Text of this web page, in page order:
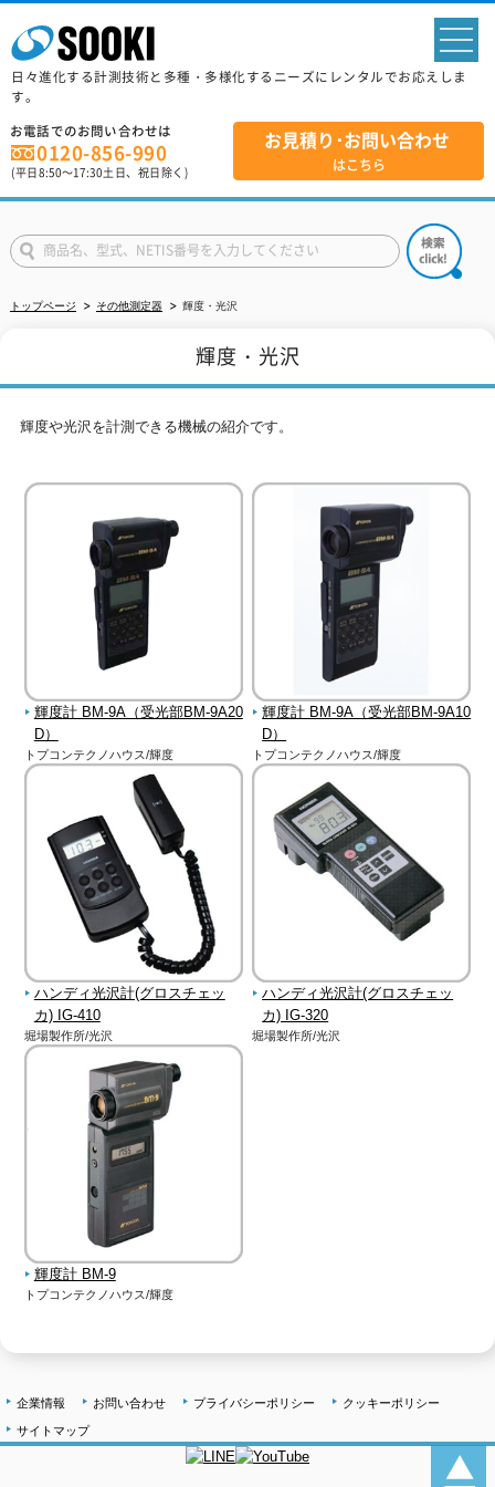
日々進化する計測技術と多種・多様化するニーズにレンタルでお応えしま
す。
お電話でのお問い合わせは
0120-856-990
(平日8:50～17:30土日、祝日除く)
お見積り･お問い合わせ
はこちら
トップページ その他測定器 輝度・光沢
輝度・光沢
輝度や光沢を計測できる機械の紹介です。
輝度計 BM-9A（受光部BM-9A20
D）
トプコンテクノハウス/輝度
輝度計 BM-9A（受光部BM-9A10
D）
トプコンテクノハウス/輝度
ハンディ光沢計(グロスチェッ
カ) IG-410
堀場製作所/光沢
ハンディ光沢計(グロスチェッ
カ) IG-320
堀場製作所/光沢
輝度計 BM-9
トプコンテクノハウス/輝度
企業情報 お問い合わせ プライバシーポリシー クッキーポリシー
サイトマップ